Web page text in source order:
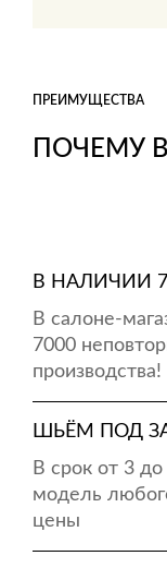
ПОЧЕМУ
ПРЕИМУЩЕСТВА
В НАЛИЧИИ
В салоне-
7000
ШЬЁМ ПОД
В срок от 3
модель
цены